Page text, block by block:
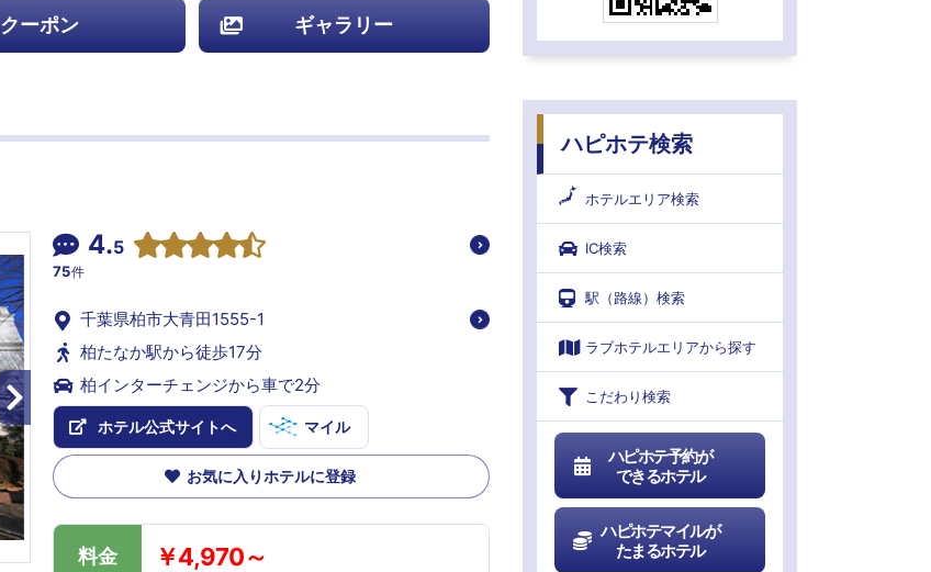
クーポン ギャラリー
4.5
75件
千葉県柏市大青田1555-1
柏たなか駅から徒歩17分
柏インターチェンジから車で2分
ホテル公式サイトへ マイル
お気に入りホテルに登録
料金 ￥4,970～
ハピホテ検索
ホテルエリア検索
IC検索
駅（路線）検索
ラブホテルエリアから探す
こだわり検索
ハピホテ予約が
できるホテル
ハピホテマイルが
たまるホテル